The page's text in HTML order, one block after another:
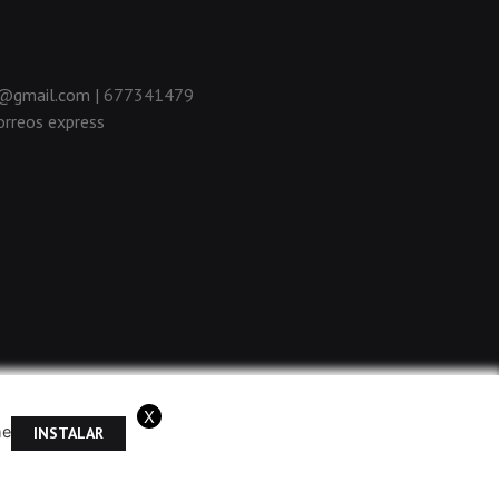
| 677341479
express
INSTALAR
X